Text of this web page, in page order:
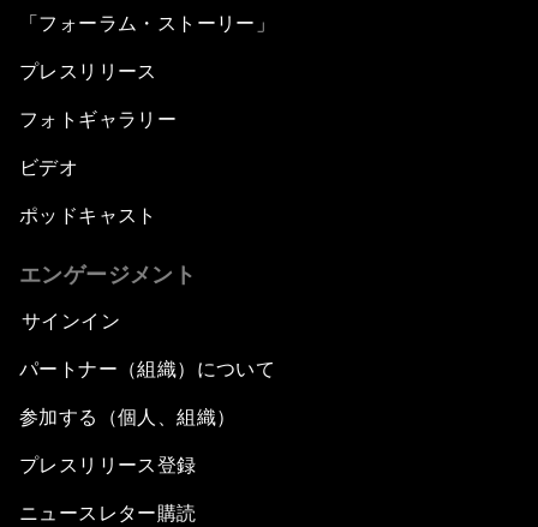
「フォーラム・ストーリー」
プレスリリース
フォトギャラリー
ビデオ
ポッドキャスト
エンゲージメント
サインイン
パートナー（組織）について
参加する（個人、組織）
プレスリリース登録
ニュースレター購読